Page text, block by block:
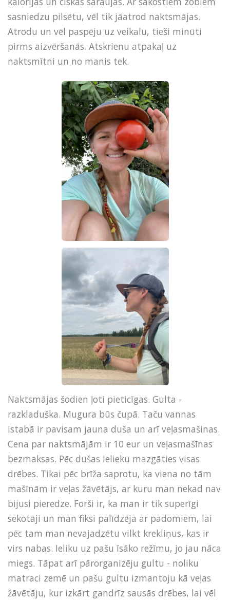
sasniedzu pilsētu, vēl tik jāatrod naktsmājas.
Atrodu un vēl paspēju uz veikalu, tieši minūti
pirms aizvēršanās. Atskrienu atpakaļ uz
naktsmītni un no manis tek.
Naktsmājas šodien ļoti pieticīgas. Gulta -
razkladuška. Mugura būs čupā. Taču vannas
istabā ir pavisam jauna duša un arī veļasmašinas.
Cena par naktsmājām ir 10 eur un veļasmašīnas
bezmaksas. Pēc dušas ielieku mazgāties visas
drēbes. Tikai pēc brīža saprotu, ka viena no tām
mašīnām ir veļas žāvētājs, ar kuru man nekad nav
bijusi pieredze. Forši ir, ka man ir tik superīgi
sekotāji un man fiksi palīdzēja ar padomiem, lai
pēc tam man nevajadzētu vilkt krekliņus, kas ir
virs nabas. Ieliku uz pašu īsāko režīmu, jo jau nāca
miegs. Tāpat arī pārorganizēju gultu - noliku
matraci zemē un pašu gultu izmantoju kā veļas
žāvētāju, kur izkārt gandrīz sausās drēbes, lai vēl